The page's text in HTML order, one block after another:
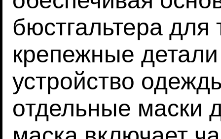
бюстгальтера для
крепежные
устройство
отдельные маски